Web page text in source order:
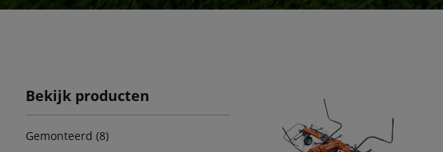
Bekijk producten
Gemonteerd (8)